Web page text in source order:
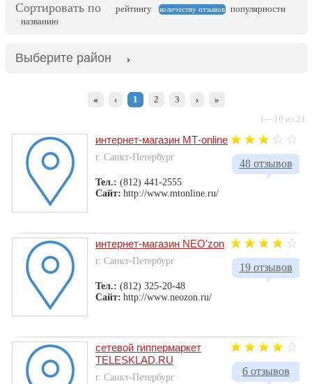
Сортировать по рейтингу количеству отзывов
популярности
названию
Выберите район
« ‹ 1 2 3 ›
»
1—10 из 21.
48 отзывов
интернет-магазин МТ-online
г. Санкт-Петербург
Тел.: (812) 441-2555
Сайт: http://www.mtonline.ru/
19 отзывов
интернет-магазин NEO'zon
г. Санкт-Петербург
Тел.: (812) 325-20-48
Сайт: http://www.neozon.ru/
6 отзывов
сетевой гиппермаркет
TELESKLAD.RU
г. Санкт-Петербург